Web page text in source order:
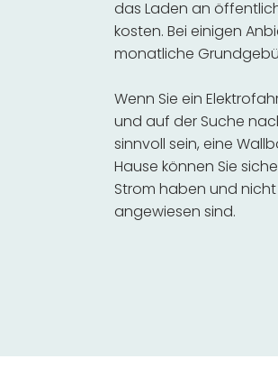
das Laden an
kosten. Bei einigen
monatliche
Wenn Sie ein
und auf der Suche
sinnvoll sein, eine
Hause können Sie
Strom haben und
angewiesen sind.